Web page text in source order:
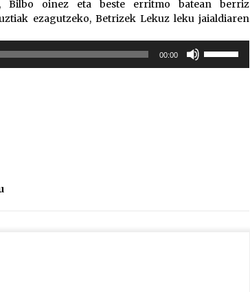
Bilbo oinez eta beste erritmo batean berriz
ezagutzeko, Betrizek Lekuz leku jaialdiaren
00:00